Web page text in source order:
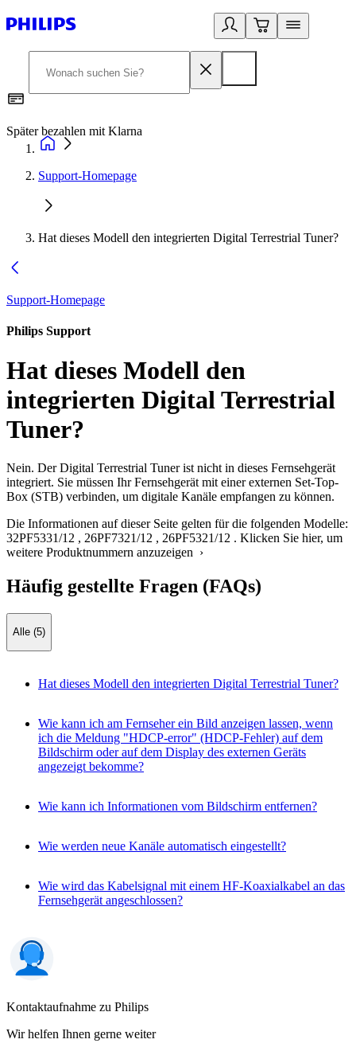
Später bezahlen mit Klarna
Support-Homepage
Hat dieses Modell den integrierten Digital Terrestrial Tuner?
Support-Homepage
Philips Support
Hat dieses Modell den
integrierten Digital Terrestrial
Tuner?
Nein. Der Digital Terrestrial Tuner ist nicht in dieses Fernsehgerät
integriert. Sie müssen Ihr Fernsehgerät mit einer externen Set-Top-
Box (STB) verbinden, um digitale Kanäle empfangen zu können.
Die Informationen auf dieser Seite gelten für die folgenden Modelle:
32PF5331/12 , 26PF7321/12 , 26PF5321/12 . Klicken Sie hier, um
weitere Produktnummern anzuzeigen ›
Häufig gestellte Fragen (FAQs)
Alle (5)
Hat dieses Modell den integrierten Digital Terrestrial Tuner?
Wie kann ich am Fernseher ein Bild anzeigen lassen, wenn
ich die Meldung "HDCP-error" (HDCP-Fehler) auf dem
Bildschirm oder auf dem Display des externen Geräts
angezeigt bekomme?
Wie kann ich Informationen vom Bildschirm entfernen?
Wie werden neue Kanäle automatisch eingestellt?
Wie wird das Kabelsignal mit einem HF-Koaxialkabel an das
Fernsehgerät angeschlossen?
Kontaktaufnahme zu Philips
Wir helfen Ihnen gerne weiter